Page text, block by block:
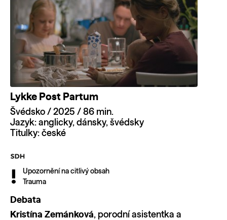
Lykke Post Partum
Švédsko / 2025 / 86 min.
Jazyk: anglicky, dánsky, švédsky
Titulky: české
Upozornění na citlivý obsah
Trauma
Debata
Kristína Zemánková, porodní asistentka a